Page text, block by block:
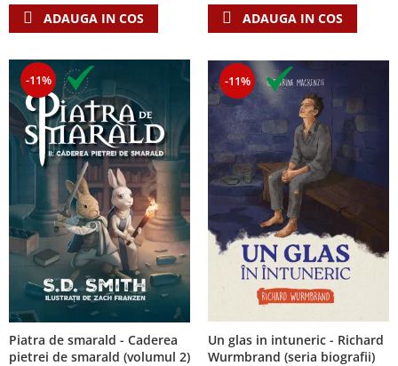
ADAUGA IN COS ADAUGA IN COS
-11%
Piatra de smarald - Caderea
pietrei de smarald (volumul 2)
-11%
Un glas in intuneric - Richard
Wurmbrand (seria biografii)